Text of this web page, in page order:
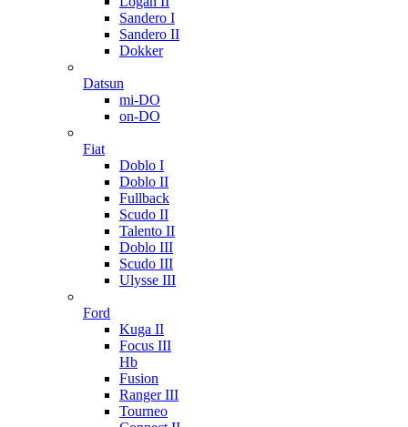
Sandero I
Sandero II
Dokker
Datsun
mi-DO
on-DO
Fiat
Doblo I
Doblo II
Fullback
Scudo II
Talento II
Doblo III
Scudo III
Ulysse III
Ford
Kuga II
Focus III
Hb
Fusion
Ranger III
Tourneo